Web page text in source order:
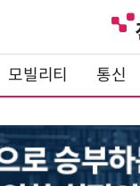
모빌리티 통신